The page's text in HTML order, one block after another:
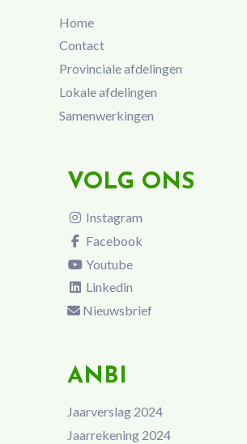
Home
Contact
Provinciale afdelingen
Lokale afdelingen
Samenwerkingen
VOLG ONS
Instagram
Facebook
Youtube
Linkedin
Nieuwsbrief
ANBI
Jaarverslag 2024
Jaarrekening 2024